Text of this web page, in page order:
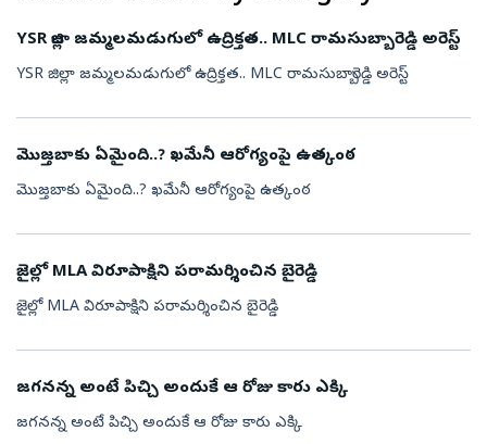
YSR జిల్లా జమ్మలమడుగులో ఉద్రిక్తత.. MLC రామసుబ్బారెడ్డి అరెస్ట్
YSR జిల్లా జమ్మలమడుగులో ఉద్రిక్తత.. MLC రామసుబ్బారెడ్డి అరెస్ట్
మొజ్తబాకు ఏమైంది..? ఖమేనీ ఆరోగ్యంపై ఉత్కంఠ
మొజ్తబాకు ఏమైంది..? ఖమేనీ ఆరోగ్యంపై ఉత్కంఠ
జైల్లో MLA విరూపాక్షిని పరామర్శించిన బైరెడ్డి
జైల్లో MLA విరూపాక్షిని పరామర్శించిన బైరెడ్డి
జగనన్న అంటే పిచ్చి అందుకే ఆ రోజు కారు ఎక్కి
జగనన్న అంటే పిచ్చి అందుకే ఆ రోజు కారు ఎక్కి